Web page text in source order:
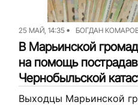
25 МАЙ, 14:35 БОГДАН
В Марьинской
на помощь
Чернобыльской
(ИНСТРУКЦИЯ)
Выходцы Марьинской